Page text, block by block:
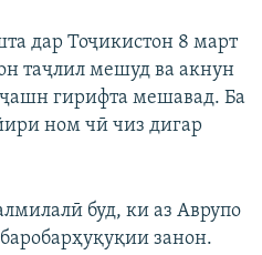
дар Тоҷикистон 8 март
таҷлил мешуд ва акнун
гирифта мешавад. Ба
ном чӣ чиз дигар
буд, ки аз Аврупо
занон.